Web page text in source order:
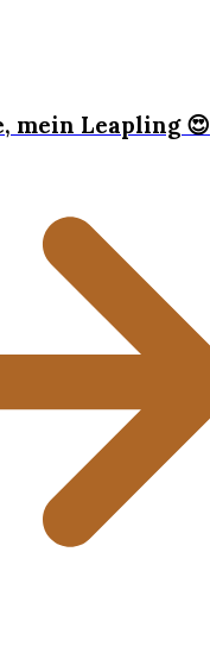
mein Leapling 😍